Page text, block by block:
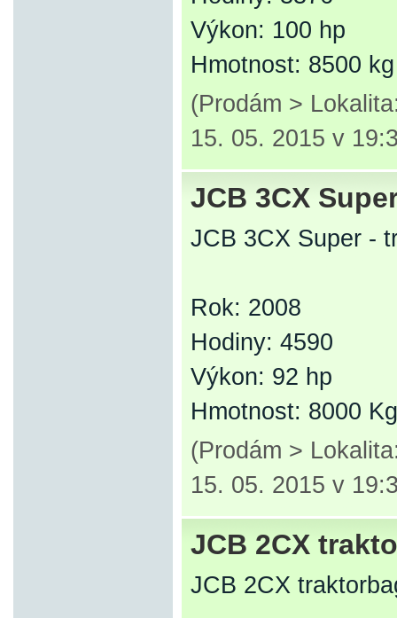
Výkon: 100 hp
Hmotnost: 8500 kg
(Prodám >
15. 05. 2015 v
JCB 3CX
JCB 3CX Super -
Rok: 2008
Hodiny: 4590
Výkon: 92 hp
Hmotnost: 8000 Kg
(Prodám >
15. 05. 2015 v
JCB 2CX
JCB 2CX